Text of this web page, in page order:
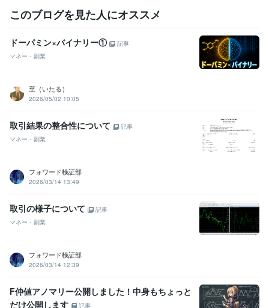
このブログを見た人にオススメ
ドーパミン×バイナリー①
記事
マネー・副業
至（いたる）
2026/05/02 10:05
取引結果の整合性について
記事
マネー・副業
フォワード検証部
2026/03/14 13:49
取引の様子について
記事
マネー・副業
フォワード検証部
2026/03/14 12:39
F仲値アノマリー公開しました！中身もちょっと
だけ公開します
記事